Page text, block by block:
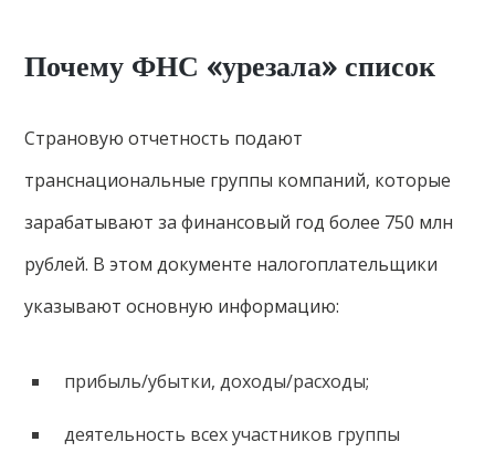
Почему ФНС «урезала» список
Страновую отчетность подают
транснациональные группы компаний, которые
зарабатывают за финансовый год более 750 млн
рублей. В этом документе налогоплательщики
указывают основную информацию:
прибыль/убытки, доходы/расходы;
деятельность всех участников группы